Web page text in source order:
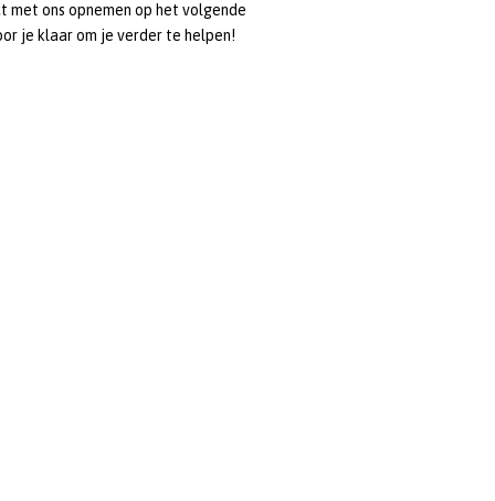
met ons opnemen op het volgende
je klaar om je verder te helpen!